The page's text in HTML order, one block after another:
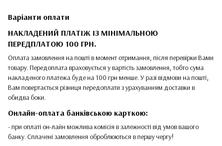
Варіанти оплати
НАКЛАДЕНИЙ ПЛАТІЖ ІЗ МІНІМАЛЬНОЮ
ПЕРЕДПЛАТОЮ 100 ГРН.
Оплата замовлення на пошті в момент отримання, після перевірки Вами
товару. Передоплата враховується у вартість замовлення, тобто сума
накладеного платежа буде на 100 грн менше. У разі відмови на пошті,
Вам повертається різниця передоплати з урахуванням доставки в
обидва боки.
Онлайн-оплата банківською карткою:
- при оплаті он-лайн можлива комісія в залежності від умов вашого
банку. Сплачені замовлення оброблюються в першу чергу!